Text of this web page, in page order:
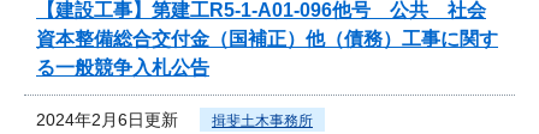
【建設工事】第建工R5-1-A01-096他号 公共 社会
資本整備総合交付金（国補正）他（債務）工事に関す
る一般競争入札公告
2024年2月6日更新 揖斐土木事務所